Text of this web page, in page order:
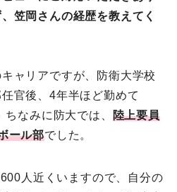
笠岡さんの経歴を教えてく
ャリアですが、防衛大学校
官後、4年半ほど勤めて
なみに防大では、 陸上要員
ール部でした。
人近くいますので、自分の